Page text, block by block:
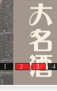
1 2 3 4